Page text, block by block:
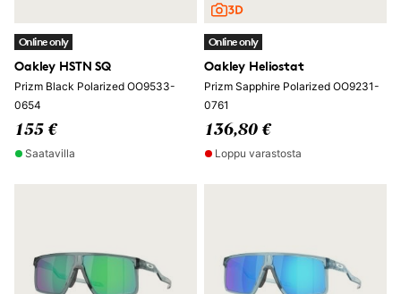
Online only
Oakley HSTN SQ
Prizm Black Polarized OO9533-
0654
155 €
Saatavilla
Online only
Oakley Heliostat
Prizm Sapphire Polarized OO9231-
0761
136,80 €
Loppu varastosta